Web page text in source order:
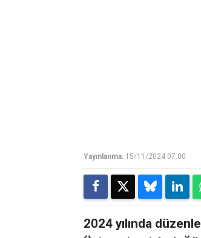
Yayınlanma: 15/11/2024 07:00
2024 yılında